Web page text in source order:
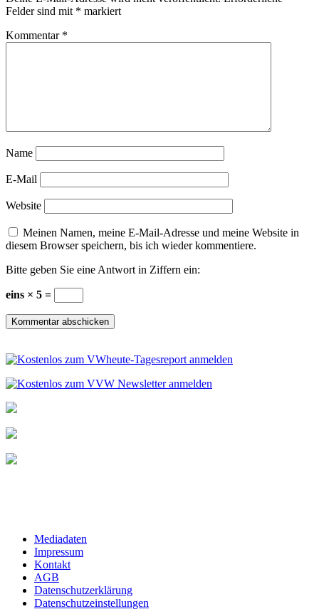
Felder sind mit * markiert
Kommentar *
Name
E-Mail
Website
Meinen Namen, meine E-Mail-Adresse und meine Website in
diesem Browser speichern, bis ich wieder kommentiere.
Bitte geben Sie eine Antwort in Ziffern ein:
eins × 5 =
Mediadaten
Impressum
Kontakt
AGB
Datenschutzerklärung
Datenschutzeinstellungen